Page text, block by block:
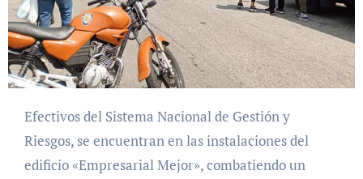
Efectivos del Sistema Nacional de Gestión y
Riesgos, se encuentran en las instalaciones del
edificio «Empresarial Mejor», combatiendo un